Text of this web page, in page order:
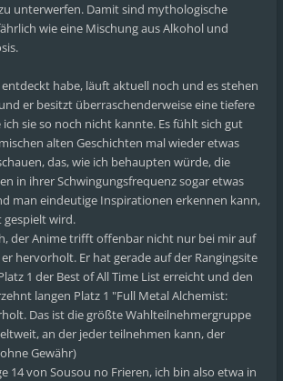
unterwerfen. Damit sind mythologische
wie eine Mischung aus Alkohol und
entdeckt habe, läuft aktuell noch und es stehen
er besitzt überraschenderweise eine tiefere
sie so noch nicht kannte. Es fühlt sich gut
alten Geschichten mal wieder etwas
das, wie ich behaupten würde, die
in ihrer Schwingungsfrequenz sogar etwas
man eindeutige Inspirationen erkennen kann,
gespielt wird.
der Anime trifft offenbar nicht nur bei mir auf
hervorholt. Er hat gerade auf der Rangingsite
1 der Best of All Time List erreicht und den
langen Platz 1 "Full Metal Alchemist:
Das ist die größte Wahlteilnehmergruppe
an der jeder teilnehmen kann, der
Gewähr)
14 von Sousou no Frieren, ich bin also etwa in